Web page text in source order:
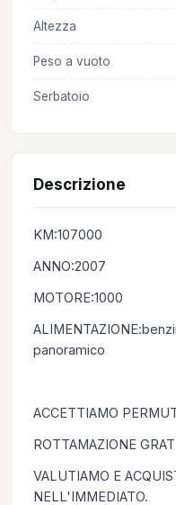
Altezza
Peso a vuoto
Serbatoio
Descrizione
KM:107000
ANNO:2007
MOTORE:1000
panoramico
ACCETTIAMO
ROTTAMAZIONE
VALUTIAMO E
NELL'IMMEDIATO.